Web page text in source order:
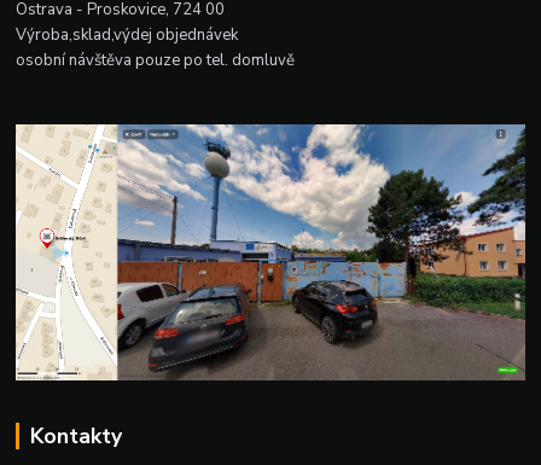
Ostrava - Proskovice, 724 00
Výroba,sklad,výdej objednávek
osobní návštěva pouze po tel. domluvě
Kontakty